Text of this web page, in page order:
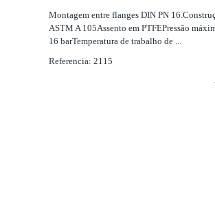
Montagem entre flanges DIN PN
ASTM A 105Assento em PTFEPressão
16 barTemperatura de trabalho de ...
Referencia: 2115